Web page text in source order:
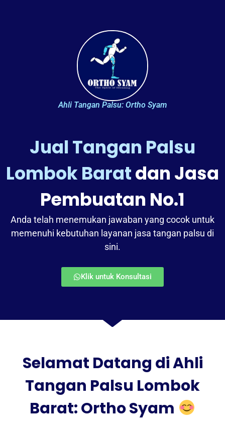
Ahli Tangan Palsu: Ortho Syam
Jual Tangan Palsu
Lombok Baratdan Jasa
Pembuatan No.1
Anda telah menemukan jawaban yang cocok untuk
memenuhi kebutuhan layanan jasa tangan palsu di
sini.
Klik untuk Konsultasi
Selamat Datang di Ahli
Tangan Palsu Lombok
Barat: Ortho Syam